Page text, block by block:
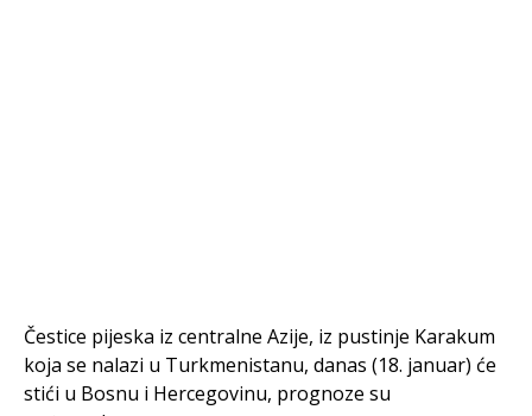
Čestice pijeska iz centralne Azije, iz pustinje Karakum
koja se nalazi u Turkmenistanu, danas (18. januar) će
stići u Bosnu i Hercegovinu, prognoze su